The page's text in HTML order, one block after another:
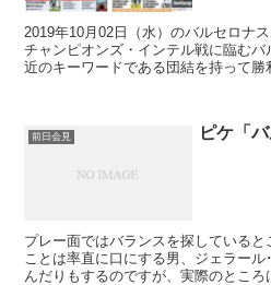
2019年10月02日（水）のバルセロナ
チャンピオンズ・インテル戦に臨む
近のキーワードである団結を持って
前日会見 ピケ「
プレー面ではバランスを探している
ことは率直に口にする男、ジェラー
んだりもするのですが、実際のところ